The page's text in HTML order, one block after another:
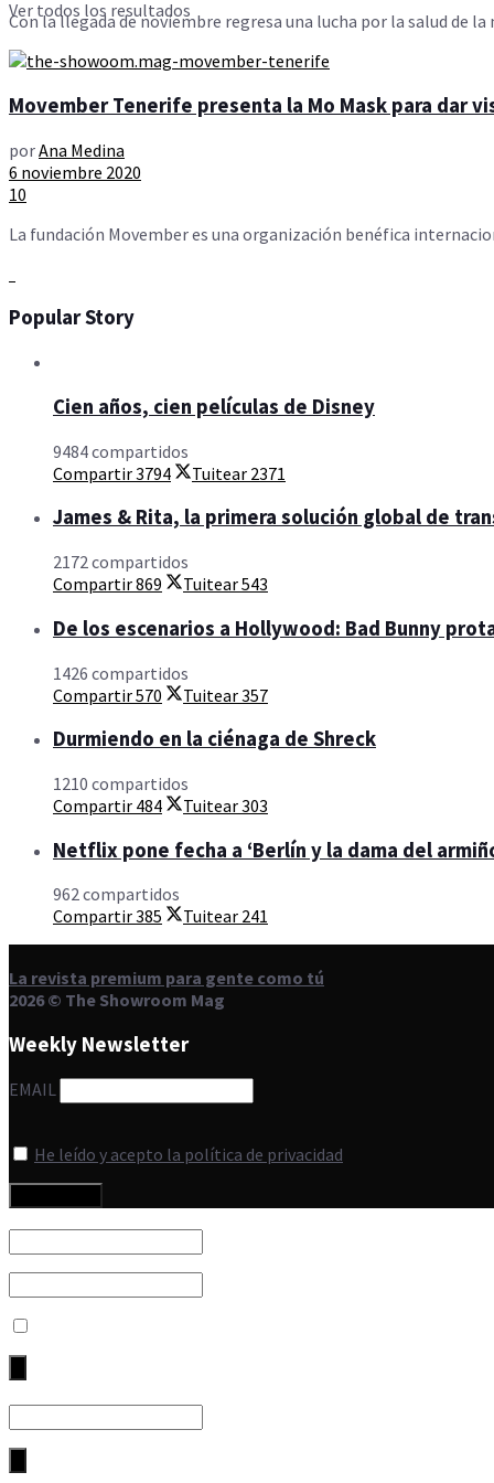
Ver todos los resultados
Con la llegada de noviembre regresa una lucha por la salud de
Movember Tenerife presenta la Mo Mask para dar
porAna Medina
6 noviembre 2020
10
La fundación Movember es una organización benéfica
Popular Story
Cien años, cien películas de Disney
9484 compartidos
Compartir3794 Tuitear 2371
James & Rita, la primera solución global de
2172 compartidos
Compartir869 Tuitear543
De los escenarios a Hollywood: Bad Bunny
1426 compartidos
Compartir570 Tuitear357
Durmiendo en la ciénaga de Shreck
1210 compartidos
Compartir 484 Tuitear303
Netflix pone fecha a ‘Berlín y la dama del
962 compartidos
Compartir385 Tuitear 241
La revista premium para gente como tú
2026 © The Showroom Mag
Weekly Newsletter
EMAIL
He leído y acepto la política de privacidad